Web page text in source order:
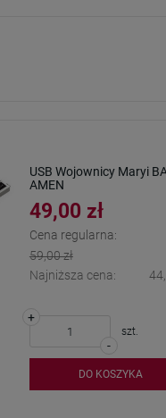
USB Wojownicy Maryi
AMEN
49,00 zł
Cena regularna:
59,00 zł
Najniższa cena:
-
+
szt.
DO KOSZYKA